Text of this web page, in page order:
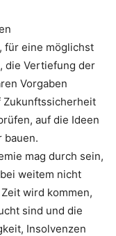
für eine möglichst
die Vertiefung der
Vorgaben
Zukunftssicherheit
auf die Ideen
bauen.
mag durch sein,
weitem nicht
wird kommen,
sind und die
Insolvenzen